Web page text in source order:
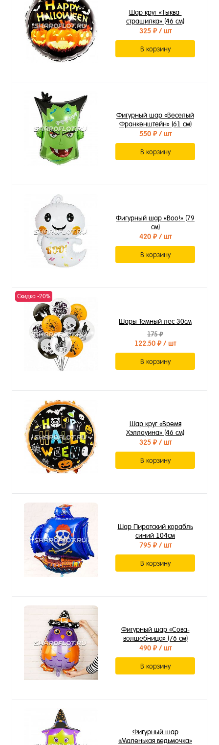
Шар круг «Тыква-
страшилка» (46 см)
325 ₽/ шт
В корзину
Фигурный шар «Веселый
Франкенштейн» (61 см)
550 ₽/ шт
В корзину
Фигурный шар «Воо!» (79
см)
420 ₽/ шт
В корзину
Скидка -20%
Шары Темный лес 30см
175 ₽
122.50 ₽/ шт
В корзину
Шар круг «Время
Хэллоуина» (46 см)
325 ₽/ шт
В корзину
Шар Пиратский корабль
синий 104см
795 ₽/ шт
В корзину
Фигурный шар «Сова-
волшебница» (76 см)
490 ₽/ шт
В корзину
Фигурный шар
«Маленькая ведьмочка»